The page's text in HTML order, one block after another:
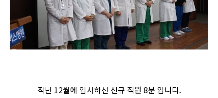
작년 12월에 입사하신 신규 직원 8분 입니다.